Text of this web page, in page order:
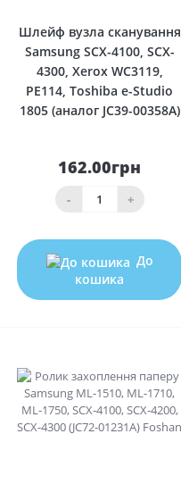
Шлейф вузла сканування
Samsung SCX-4100, SCX-
4300, Xerox WC3119,
РE114, Toshiba e-Studio
1805 (аналог JC39-00358A)
162.00грн
- +
До
кошика